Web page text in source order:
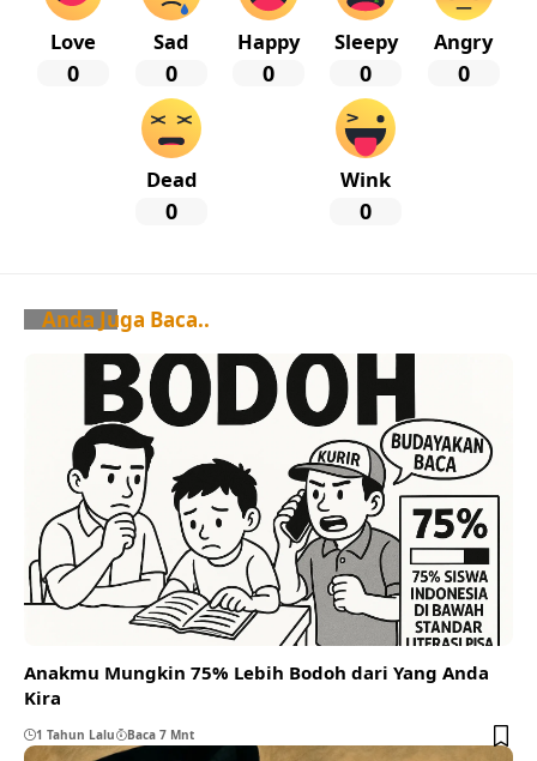
Love
0
Sad
0
Happy
0
Sleepy
0
Angry
0
Dead
0
Wink
0
Anda Juga Baca..
Anakmu Mungkin 75% Lebih Bodoh dari Yang Anda
Kira
1 Tahun Lalu Baca 7 Mnt